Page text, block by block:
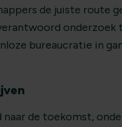
de juiste route
onderzoek
bureaucratie in
naar de toekomst,